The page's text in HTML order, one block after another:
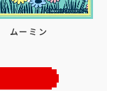
ムーミン